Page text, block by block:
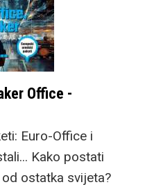
Office -
Euro-Office i
Kako postati
ostatka svijeta?